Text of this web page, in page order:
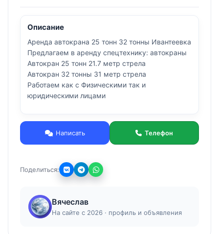
Описание
Аренда автокрана 25 тонн 32 тонны Ивантеевка
Предлагаем в аренду спецтехнику: автокраны
Автокран 25 тонн 21.7 метр стрела
Автокран 32 тонны 31 метр стрела
Работаем как с Физическими так и
юридическими лицами
Написать Телефон
Поделиться:
Вячеслав
На сайте с 2026 · профиль и объявления